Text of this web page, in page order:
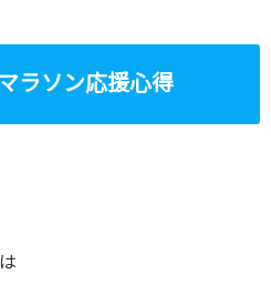
ラソン応援心得